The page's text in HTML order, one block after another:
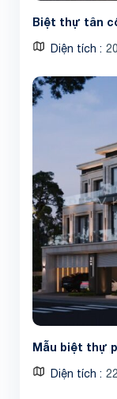
Biệt thự tân
Diện tích
Mẫu biệt thự
Diện tích